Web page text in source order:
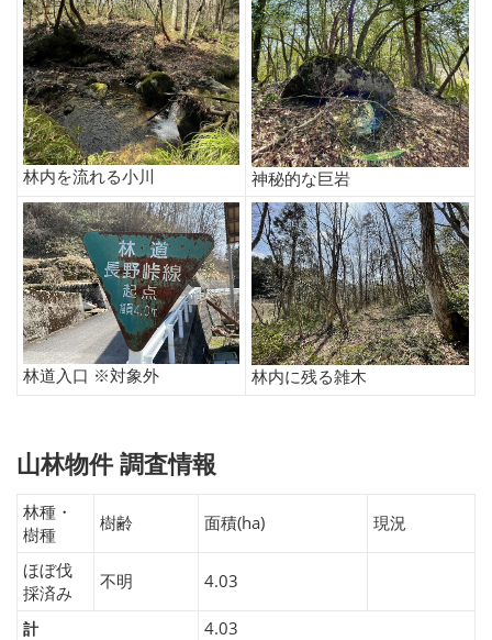
林内を流れる小川 神秘的な巨岩
林道入口 ※対象外 林内に残る雑木
山林物件 調査情報
林種・
樹種
樹齢 面積(ha) 現況
ほぼ伐
採済み
不明 4.03
計 4.03